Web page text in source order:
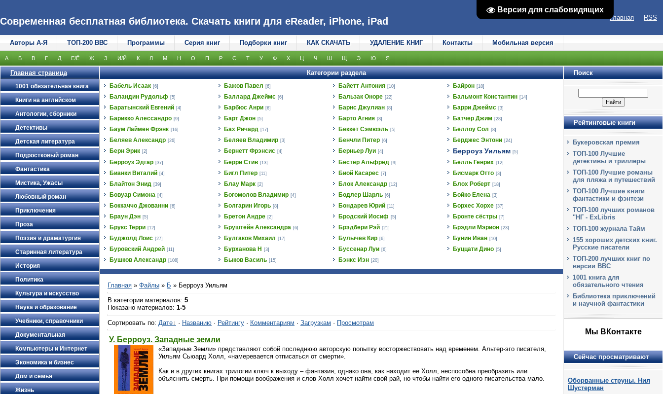
Версия для слабовидящих
Версия для слабовидящих
Современная бесплатная библиотека. Скачать книги для eReader, iPhone, iPad Главная RSS
Авторы А-Я ТОП-200 ВВС Программы Серия книг Подборки книг КАК СКАЧАТЬ УДАЛЕНИЕ КНИГ Контакты Мобильная версия
А Б В Г Д Е/Ё Ж З И/Й К Л М Н О П Р С Т У Ф Х Ц Ч Ш Щ Э Ю Я
Главная страница
1001 обязательная книга
Книги на английском
Антологии, сборники
Детективы
Детская литература
Подростковый роман
Фантастика
Мистика, Ужасы
Любовный роман
Приключения
Проза
Поэзия и драматургия
Старинная литература
История
Политика
Культура и искусство
Наука и образование
Учебники, справочники
Документальная
Компьютеры и Интернет
Экономика и бизнес
Дом и семья
Жизнь
Категории раздела
Бабель Исаак [6] Бажов Павел [6] Байетт Антония [10] Байрон [18]
Баландин Рудольф [5] Баллард Джеймс [6] Бальзак Оноре [22] Бальмонт Константин [14]
Баратынский Евгений [4] Барбюс Анри [6] Барнс Джулиан [8] Барри Джеймс [3]
Барикко Алессандро [9] Барт Джон [5] Барто Агния [8] Батчер Джим [28]
Баум Лаймен Фрэнк [16] Бах Ричард [17] Беккет Сэмюэль [5] Беллоу Сол [8]
Беляев Александр [26] Беляев Владимир [3] Бенчли Питер [6] Берджес Энтони [24]
Берн Эрик [2] Бернетт Фрэнсис [4] Берньер Луи [4] Берроуз Уильям [5]
Берроуз Эдгар [37] Берри Стив [13] Бестер Альфред [9] Бёлль Генрих [12]
Бианки Виталий [4] Бигл Питер [11] Биой Касарес [7] Бисмарк Отто [3]
Блайтон Энид [39] Блау Марк [2] Блок Александр [12] Блох Роберт [18]
Бовуар Симона [4] Богомолов Владимир [4] Бодлер Шарль [6] Бойко Елена [3]
Боккаччо Джованни [6] Болгарин Игорь [8] Бондарев Юрий [11] Борхес Хорхе [37]
Браун Дэн [5] Бретон Андре [2] Бродский Иосиф [5] Бронте сёстры [7]
Брукс Терри [12] Бруштейн Александра [6] Брэдбери Рэй [21] Брэдли Мэрион [23]
Буджолд Лоис [27] Булгаков Михаил [17] Булычев Кир [6] Бунин Иван [10]
Буровский Андрей [11] Бурханова Н [3] Буссенар Луи [6] Буццати Дино [5]
Бушков Александр [108] Быков Василь [15] Бэнкс Иэн [20]
Главная » Файлы » Б » Берроуз Уильям
В категории материалов: 5
Показано материалов: 1-5
Сортировать по: Дате · Названию · Рейтингу · Комментариям · Загрузкам · Просмотрам
У. Берроуз. Западные земли
«Западные Земли» представляют собой последнюю авторскую попытку восторжествовать над временем. Альтер-эго писателя,
Уильям Сьюард Холл, «намеревается отписаться от смерти».
Как и в других книгах трилогии ключ к выходу – фантазия, однако она, как находит ее Холл, неспособна преобразить или
объяснить смерть. При помощи воображения и слов Холл хочет найти свой рай, но чтобы найти его одного писательства мало.
Поиск
Рейтинговые книги
Букеровская премия
ТОП-100 Лучшие
детективы и триллеры
ТОП-100 Лучшие романы
для пляжа и путешествий
ТОП-100 Лучшие книги
фантастики и фэнтези
ТОП-100 лучших романов
"НГ - ExLibris
ТОП-100 журнала Тайм
155 хороших детских книг.
Русские писатели
ТОП-200 лучших книг по
версии BBC
1001 книга для
обязательного чтения
Библиотека приключений
и научной фантастики
Мы ВКонтакте
Сейчас просматривают
Оборванные струны. Нил
Шустерман